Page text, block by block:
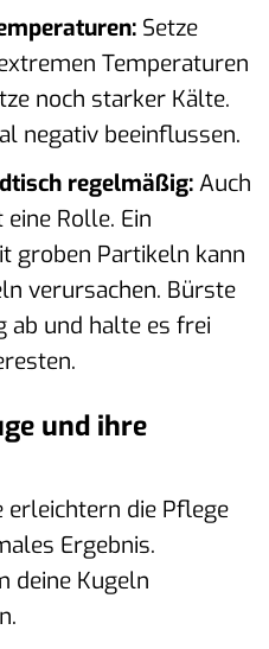
Setze
Temperaturen
noch starker Kälte.
negativ beeinflussen.
regelmäßig:Auch
Rolle. Ein
groben Partikeln kann
verursachen. Bürste
ab und halte es frei
und ihre
erleichtern die Pflege
Ergebnis.
deine Kugeln